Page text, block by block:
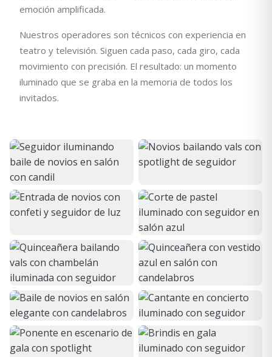
emoción amplificada.
Nuestros operadores son técnicos con experiencia en
teatro y televisión. Siguen cada paso, cada giro, cada
movimiento con precisión. El resultado: un momento
iluminado que se graba en la memoria de todos los
invitados.